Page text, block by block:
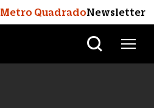
Metro QuadradoNewsletter